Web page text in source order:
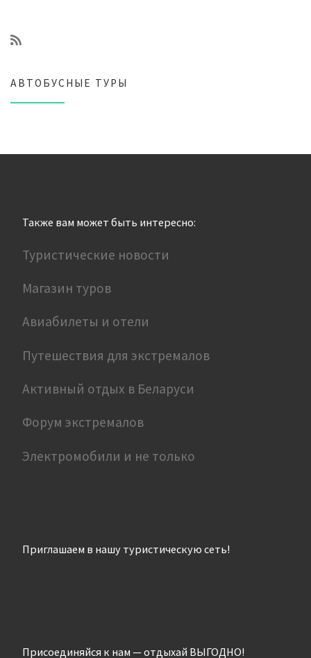
АВТОБУСНЫЕ ТУРЫ
Также вам может быть интересно:
Туристические новости
Магазин туров
Авиабилеты и отели
Путешествия для экстремалов
Активный отдых в Беларуси
Форум экстремалов
Электромобили и не только
Приглашаем в нашу туристическую сеть!
Присоединяйся к нам — отдыхай ВЫГОДНО!